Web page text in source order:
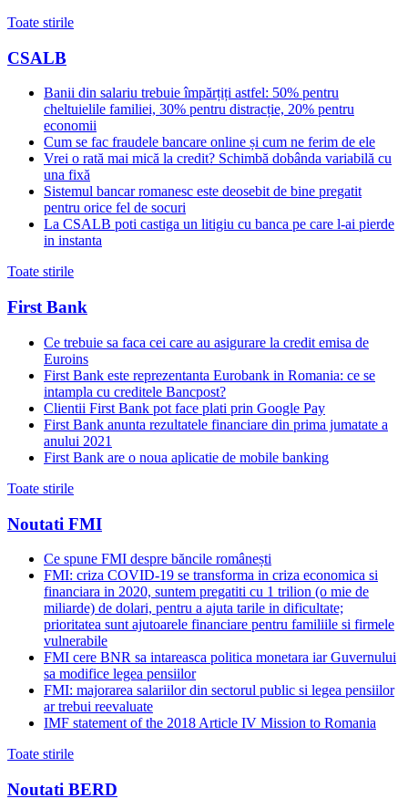
Toate stirile
CSALB
Banii din salariu trebuie împărțiți astfel: 50% pentru
cheltuielile familiei, 30% pentru distracție, 20% pentru
economii
Cum se fac fraudele bancare online și cum ne ferim de ele
Vrei o rată mai mică la credit? Schimbă dobânda variabilă cu
una fixă
Sistemul bancar romanesc este deosebit de bine pregatit
pentru orice fel de socuri
La CSALB poti castiga un litigiu cu banca pe care l-ai pierde
in instanta
Toate stirile
First Bank
Ce trebuie sa faca cei care au asigurare la credit emisa de
Euroins
First Bank este reprezentanta Eurobank in Romania: ce se
intampla cu creditele Bancpost?
Clientii First Bank pot face plati prin Google Pay
First Bank anunta rezultatele financiare din prima jumatate a
anului 2021
First Bank are o noua aplicatie de mobile banking
Toate stirile
Noutati FMI
Ce spune FMI despre băncile românești
FMI: criza COVID-19 se transforma in criza economica si
financiara in 2020, suntem pregatiti cu 1 trilion (o mie de
miliarde) de dolari, pentru a ajuta tarile in dificultate;
prioritatea sunt ajutoarele financiare pentru familiile si firmele
vulnerabile
FMI cere BNR sa intareasca politica monetara iar Guvernului
sa modifice legea pensiilor
FMI: majorarea salariilor din sectorul public si legea pensiilor
ar trebui reevaluate
IMF statement of the 2018 Article IV Mission to Romania
Toate stirile
Noutati BERD